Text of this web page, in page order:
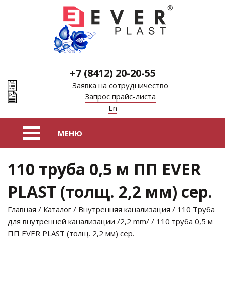
+7 (8412) 20-20-55
Заявка на сотрудничество
Запрос прайс-листа
En
110 труба 0,5 м ПП EVER
PLAST (толщ. 2,2 мм) сер.
Главная / Каталог / Внутренняя канализация / 110 Труба
для внутренней канализации /2,2 mm/ / 110 труба 0,5 м
ПП EVER PLAST (толщ. 2,2 мм) сер.